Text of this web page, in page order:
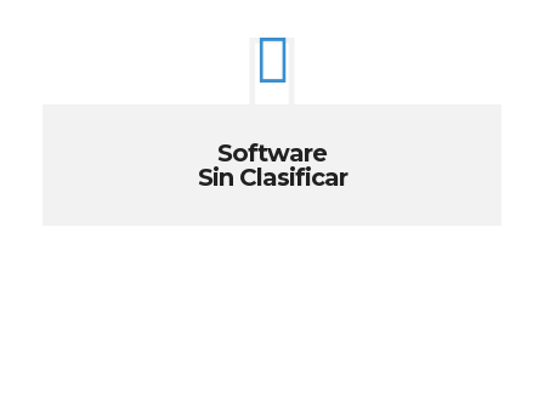
Software
Sin Clasificar